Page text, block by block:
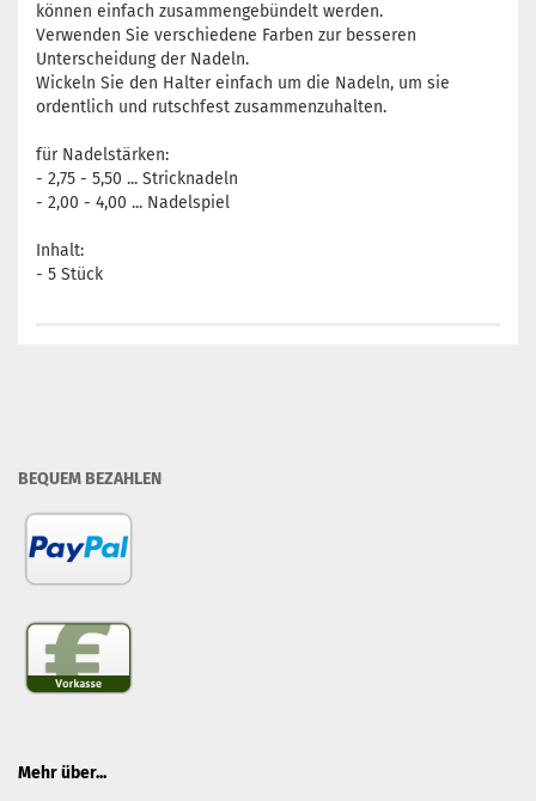
können einfach zusammengebündelt werden.
Verwenden Sie verschiedene Farben zur besseren
Unterscheidung der Nadeln.
Wickeln Sie den Halter einfach um die Nadeln, um sie
ordentlich und rutschfest zusammenzuhalten.
für Nadelstärken:
- 2,75 - 5,50 ... Stricknadeln
- 2,00 - 4,00 ... Nadelspiel
Inhalt:
- 5 Stück
BEQUEM BEZAHLEN
Mehr über...